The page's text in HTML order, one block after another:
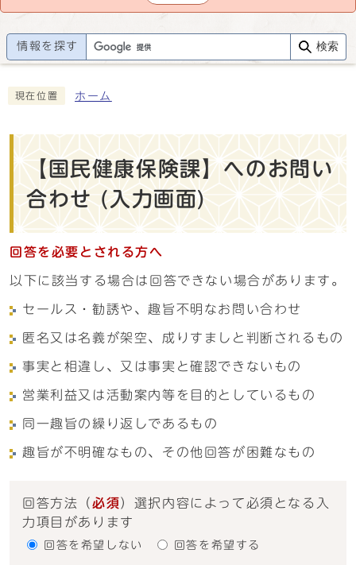
情報を探す 検索
現在位置 ホーム
【国民健康保険課】へのお問い
合わせ (入力画面)
回答を必要とされる方へ
以下に該当する場合は回答できない場合があります。
セールス・勧誘や、趣旨不明なお問い合わせ
匿名又は名義が架空、成りすましと判断されるもの
事実と相違し、又は事実と確認できないもの
営業利益又は活動案内等を目的としているもの
同一趣旨の繰り返しであるもの
趣旨が不明確なもの、その他回答が困難なもの
回答方法 （ 必須 ）選択内容によって必須となる入
力項目があります
回答を希望しない 回答を希望する